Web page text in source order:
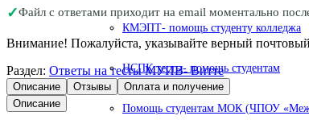
КМЭПТ- помощь студенту колледжа
НСПК тесты- помощь студентам
Помощь студентам МОК (ЧПОУ
✓Файл с ответами приходит на email моментально
Внимание! Пожалуйста, указывайте верный почтовый
Раздел: Ответы на тесты МУИВ- Витте
Описание Отзывы
Оплата и получение
Описание